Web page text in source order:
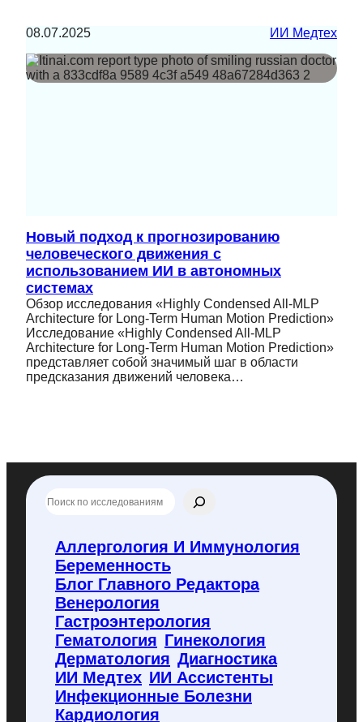
08.07.2025 ИИ Медтех
Новый подход к прогнозированию
человеческого движения с
использованием ИИ в автономных
системах
Обзор исследования «Highly Condensed All-MLP
Architecture for Long-Term Human Motion Prediction»
Исследование «Highly Condensed All-MLP
Architecture for Long-Term Human Motion Prediction»
представляет собой значимый шаг в области
предсказания движений человека…
о
Аллергология И Иммунология
Беременность
Блог Главного Редактора
Венерология
Гастроэнтерология
Гематология Гинекология
Дерматология Диагностика
ИИ Медтех ИИ Ассистенты
Инфекционные Болезни
Кардиология